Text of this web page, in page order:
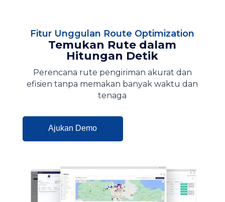
Fitur Unggulan Route Optimization
Temukan Rute dalam
Hitungan Detik
Perencana rute pengiriman akurat dan
efisien tanpa memakan banyak waktu dan
tenaga
Ajukan Demo